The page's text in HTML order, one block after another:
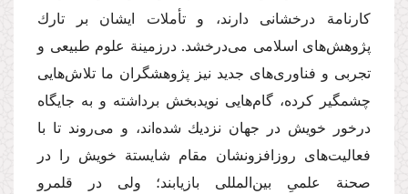
كارنامة درخشانی دارند، و تأملات ایشان بر تارك
پژوهش‌های اسلامی می‌درخشد. در‌زمینة علوم طبیعی و
تجربی و فناوری‌های جدید نیز پژوهشگران ما تلاش‌هایی
چشمگیر كرده، گام‌هایی نویدبخش برداشته و به جایگاه
درخور خویش در جهان نزدیك شده‌اند، و می‌روند تا با
فعالیت‌های روزافزونشان مقام شایستة خویش را در
صحنة علمیِ بین‌المللی بازیابند؛ ولی در قلمرو